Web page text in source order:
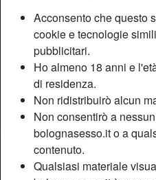
Acconsento che questo
cookie e tecnologie
pubblicitari.
Ho almeno 18 anni e
di residenza.
Non ridistribuirò alcun
Non consentirò a
bolognasesso.it o a
contenuto.
Qualsiasi materiale
Nickname:
Età: